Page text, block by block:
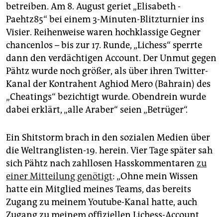
betreiben. Am 8. August geriet „Elisabeth ­
Paehtz85“ bei einem 3-Minuten-Blitzturnier ins
Visier. Reihenweise waren hochklassige Gegner
chancenlos – bis zur 17. Runde, „Lichess“ sperrte
dann den verdächtigen Account. Der Unmut gegen
Pähtz wurde noch größer, als über ihren Twitter-
Kanal der Kontrahent Aghiod Mero (Bahrain) des
„Cheatings“ bezichtigt wurde. Obendrein wurde
dabei erklärt, „alle Araber“ seien „Betrüger“.
Ein Shitstorm brach in den sozialen Medien über
die Weltranglisten-19. herein. Vier Tage später sah
sich Pähtz nach zahllosen Hasskommentaren zu
einer Mitteilung genötigt: „Ohne mein Wissen
hatte ein Mitglied meines Teams, das bereits
Zugang zu meinem Youtube-Kanal hatte, auch